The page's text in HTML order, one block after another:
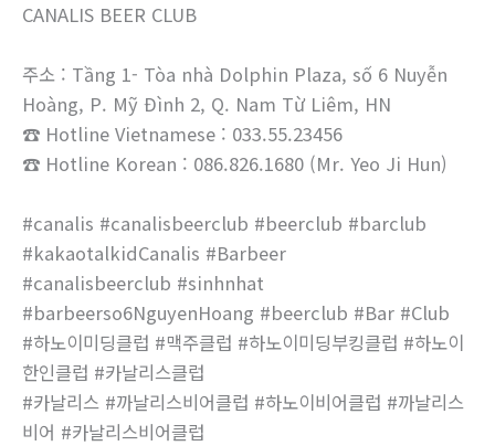
CANALIS BEER CLUB
주소 : Tầng 1- Tòa nhà Dolphin Plaza, số 6 Nuyễn
Hoàng, P. Mỹ Đình 2, Q. Nam Từ Liêm, HN
☎ Hotline Vietnamese : 033.55.23456
☎ Hotline Korean : 086.826.1680 (Mr. Yeo Ji Hun)
#canalis #canalisbeerclub #beerclub #barclub
#kakaotalkidCanalis #Barbeer
#canalisbeerclub #sinhnhat
#barbeerso6NguyenHoang #beerclub #Bar #Club
#하노이미딩클럽 #맥주클럽 #하노이미딩부킹클럽 #하노이
한인클럽 #카날리스클럽
#카날리스 #까날리스비어클럽 #하노이비어클럽 #까날리스
비어 #카날리스비어클럽